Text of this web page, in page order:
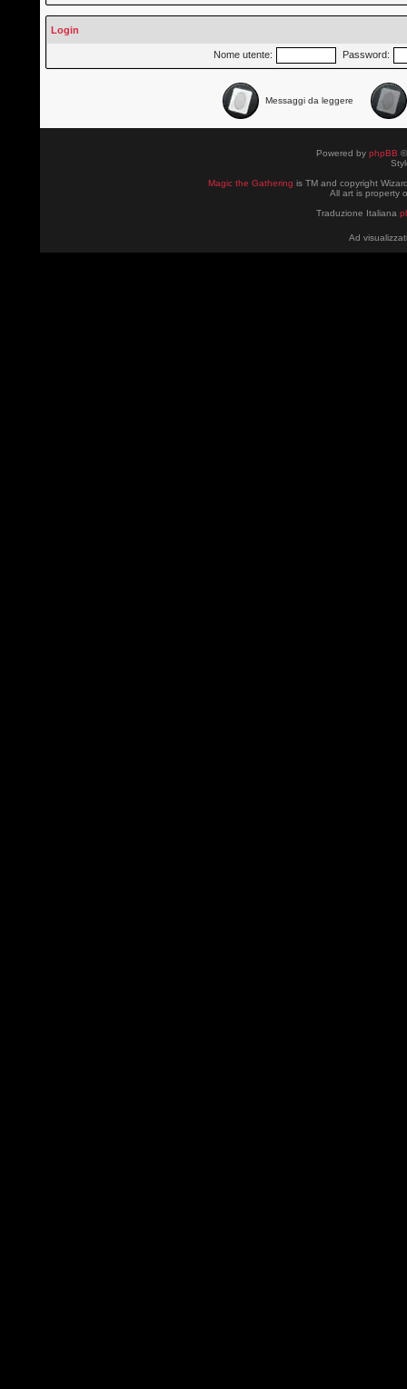
Login
Nome utente: Password:
Messaggi da leggere
Powered by phpBB
Magic the Gathering is TM and copyright
All art is property
Traduzione Italiana
Ad